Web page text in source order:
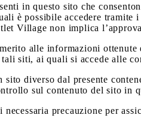
in questo sito che
è possibile accedere
Village non implica
alle informazioni
siti, ai quali si accede alle
sito diverso dal presente
sul contenuto del sito in
precauzione per